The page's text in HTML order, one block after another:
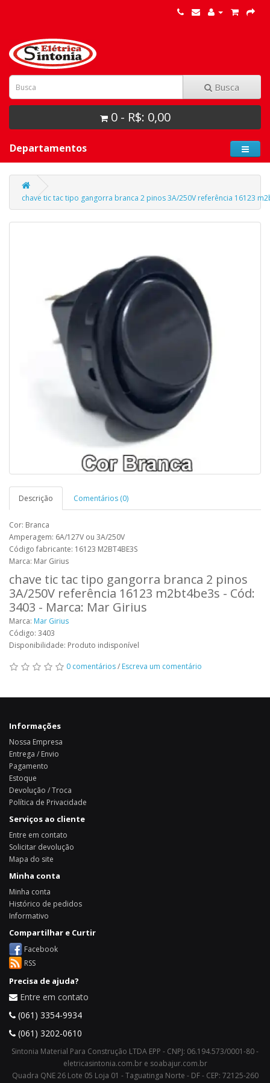
Busca
0 - R$: 0,00
Departamentos
chave tic tac tipo gangorra branca 2 pinos 3A/250V referência 16123
Descrição Comentários (0)
Cor: Branca
Amperagem: 6A/127V ou 3A/250V
Código fabricante: 16123 M2BT4BE3S
Marca: Mar Girius
chave tic tac tipo gangorra branca 2 pinos
3A/250V referência 16123 m2bt4be3s - Cód:
3403 - Marca: Mar Girius
Marca: Mar Girius
Código: 3403
Disponibilidade: Produto indisponível
0 comentários/ Escreva um comentário
Informações
Nossa Empresa
Entrega / Envio
Pagamento
Estoque
Devolução / Troca
Política de Privacidade
Serviços ao cliente
Entre em contato
Solicitar devolução
Mapa do site
Minha conta
Minha conta
Histórico de pedidos
Informativo
Compartilhar e Curtir
Facebook
RSS
Precisa de ajuda?
Entre em contato
(061) 3354-9934
(061) 3202-0610
Sintonia Material Para Construção LTDA EPP - CNPJ: 06.194.573/0001-80 -
eletricasintonia.com.br e soabajur.com.br
Quadra QNE 26 Lote 05 Loja 01 - Taguatinga Norte - DF - CEP: 72125-260